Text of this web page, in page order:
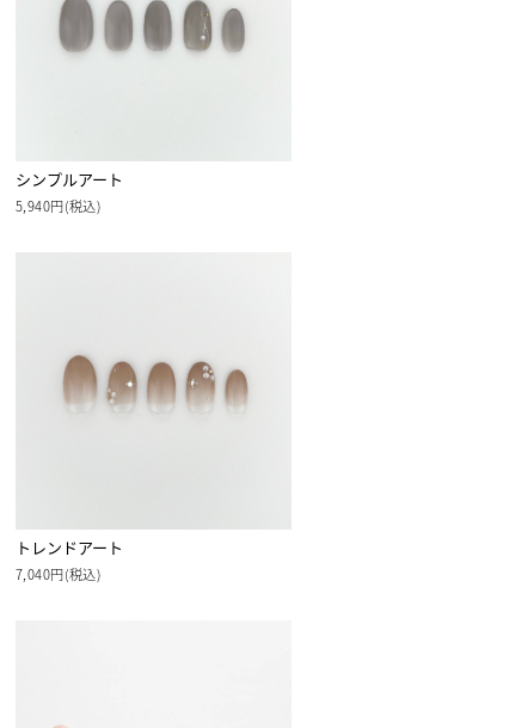
シンプルアート
5,940円(税込)
トレンドアート
7,040円(税込)